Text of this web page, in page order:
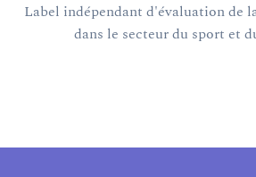
Label indépendant d'évaluation de
dans le secteur du sport et